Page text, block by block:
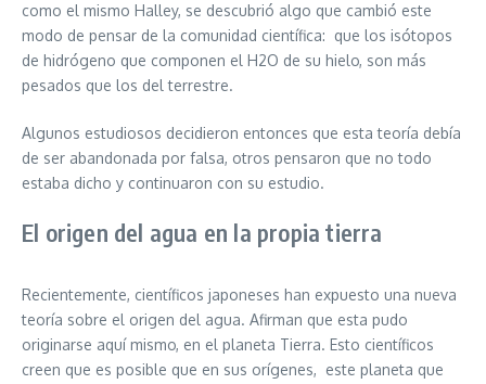
como el mismo Halley, se descubrió algo que cambió este
modo de pensar de la comunidad científica: que los isótopos
de hidrógeno que componen el H2O de su hielo, son más
pesados que los del terrestre.
Algunos estudiosos decidieron entonces que esta teoría debía
de ser abandonada por falsa, otros pensaron que no todo
estaba dicho y continuaron con su estudio.
El origen del agua en la propia tierra
Recientemente, científicos japoneses han expuesto una nueva
teoría sobre el origen del agua. Afirman que esta pudo
originarse aquí mismo, en el planeta Tierra. Esto científicos
creen que es posible que en sus orígenes, este planeta que